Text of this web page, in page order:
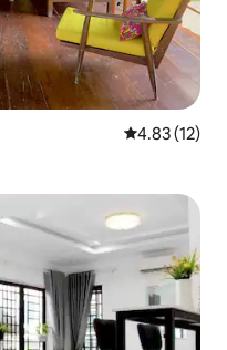
Calificación
4.83 (12)